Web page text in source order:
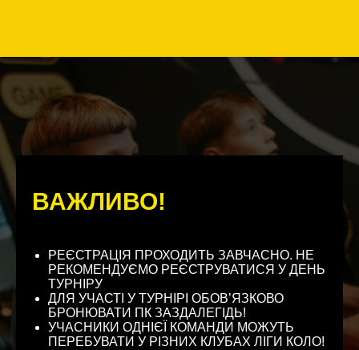
ВАЖЛИВО!
РЕЄСТРАЦІЯ ПРОХОДИТЬ ЗАВЧАСНО. НЕ
РЕКОМЕНДУЄМО РЕЄСТРУВАТИСЯ У ДЕНЬ
ТУРНІРУ
ДЛЯ УЧАСТІ У ТУРНІРІ ОБОВ’ЯЗКОВО
БРОНЮВАТИ ПК ЗАЗДАЛЕГІДЬ!
УЧАСНИКИ ОДНІЄЇ КОМАНДИ МОЖУТЬ
ПЕРЕБУВАТИ У РІЗНИХ КЛУБАХ ЛІГИ КОЛО!